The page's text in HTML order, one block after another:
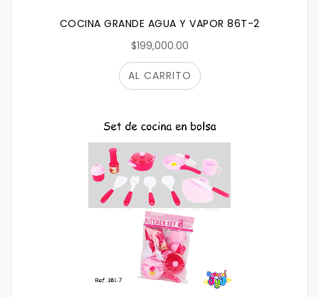
COCINA GRANDE AGUA Y VAPOR 86T-2
$199,000.00
AL CARRITO